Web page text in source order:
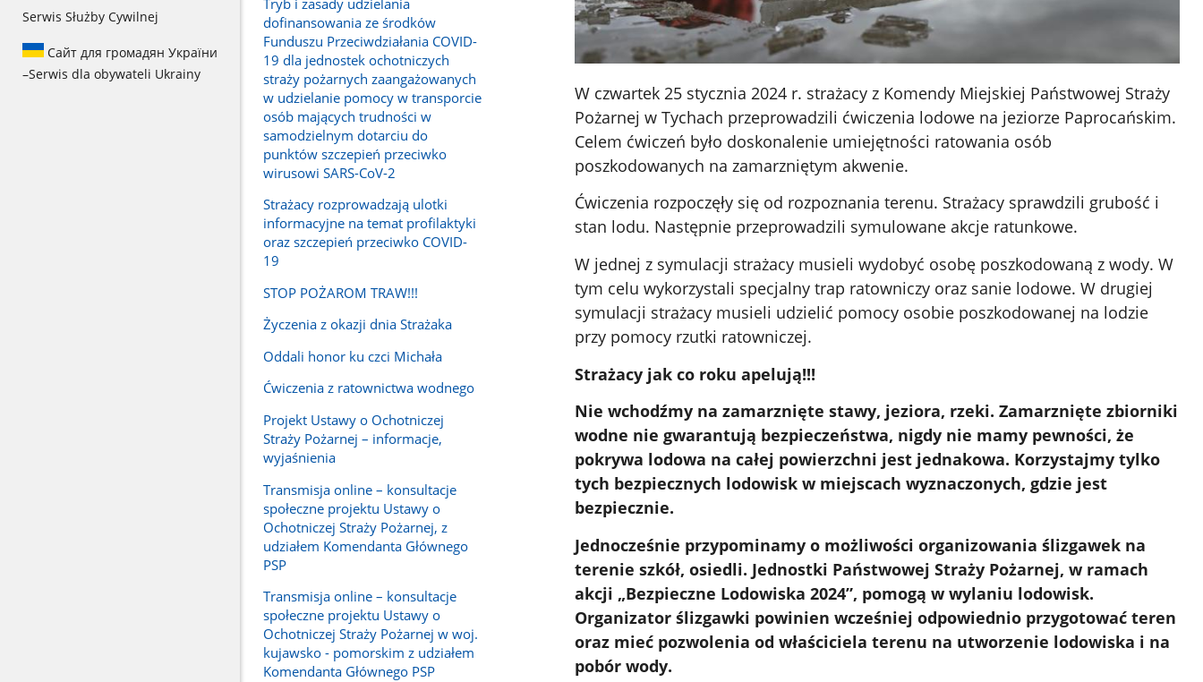
Serwis Służby Cywilnej
Сайт для громадян України
–Serwis dla obywateli Ukrainy
dofinansowania ze środków
Funduszu Przeciwdziałania COVID-
19 dla jednostek ochotniczych
straży pożarnych zaangażowanych
w udzielanie pomocy w transporcie
osób mających trudności w
samodzielnym dotarciu do
punktów szczepień przeciwko
wirusowi SARS-CoV-2
Strażacy rozprowadzają ulotki
informacyjne na temat profilaktyki
oraz szczepień przeciwko COVID-
19
STOP POŻAROM TRAW!!!
Życzenia z okazji dnia Strażaka
Oddali honor ku czci Michała
Ćwiczenia z ratownictwa wodnego
Projekt Ustawy o Ochotniczej
Straży Pożarnej – informacje,
wyjaśnienia
Transmisja online – konsultacje
społeczne projektu Ustawy o
Ochotniczej Straży Pożarnej, z
udziałem Komendanta Głównego
PSP
Transmisja online – konsultacje
społeczne projektu Ustawy o
Ochotniczej Straży Pożarnej w woj.
kujawsko - pomorskim z udziałem
Komendanta Głównego PSP
W czwartek 25 stycznia 2024 r. strażacy z Komendy Miejskiej Państwowej Straży
Pożarnej w Tychach przeprowadzili ćwiczenia lodowe na jeziorze Paprocańskim.
Celem ćwiczeń było doskonalenie umiejętności ratowania osób
poszkodowanych na zamarzniętym akwenie.
Ćwiczenia rozpoczęły się od rozpoznania terenu. Strażacy sprawdzili grubość i
stan lodu. Następnie przeprowadzili symulowane akcje ratunkowe.
W jednej z symulacji strażacy musieli wydobyć osobę poszkodowaną z wody. W
tym celu wykorzystali specjalny trap ratowniczy oraz sanie lodowe. W drugiej
symulacji strażacy musieli udzielić pomocy osobie poszkodowanej na lodzie
przy pomocy rzutki ratowniczej.
Strażacy jak co roku apelują!!!
Nie wchodźmy na zamarznięte stawy, jeziora, rzeki. Zamarznięte zbiorniki
wodne nie gwarantują bezpieczeństwa, nigdy nie mamy pewności, że
pokrywa lodowa na całej powierzchni jest jednakowa. Korzystajmy tylko
tych bezpiecznych lodowisk w miejscach wyznaczonych, gdzie jest
bezpiecznie.
Jednocześnie przypominamy o możliwości organizowania ślizgawek na
terenie szkół, osiedli. Jednostki Państwowej Straży Pożarnej, w ramach
akcji „Bezpieczne Lodowiska 2024”, pomogą w wylaniu lodowisk.
Organizator ślizgawki powinien wcześniej odpowiednio przygotować teren
oraz mieć pozwolenia od właściciela terenu na utworzenie lodowiska i na
pobór wody.